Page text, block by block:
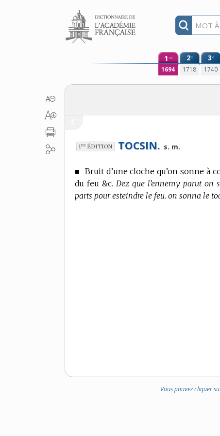
Aller au contenu
1 re
1694
2e
1718
3e
1740
1re ÉDITION TOCSIN. s. m.
■ Bruit d’une cloche qu’on sonne à
du feu &c. Dez que l’ennemy parut on
parts pour esteindre le feu. on sonna le
Vous pouvez cliquer